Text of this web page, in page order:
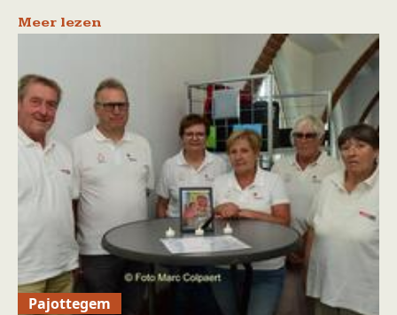
Meer lezen
Pajottegem